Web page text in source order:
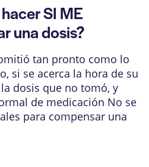
SI ME
una dosis?
tan pronto como lo
si se acerca la hora de su
dosis que no tomó, y
de medicación No se
para compensar una